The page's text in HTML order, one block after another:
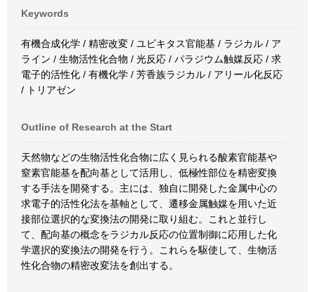
Keywords
有機合成化学 / 精密改変 / ユビキタス官能基 / ラジカル / ア
ライン / 生物活性化合物 / 光反応 / パラジウム触媒反応 / 求
電子的活性化 / 有機化学 / 芳香族ラジカル / アリール化反応
/ トリアゼン
Outline of Research at the Start
天然物などの生物活性化合物に広く見られる酸素官能基や
窒素官能基を配向基として活用し、低極性部位を精密変換
する手法を開発する。主には、独自に開発した金属中心の
求電子的活性化法を基軸として、遷移金属触媒を用いた近
接部位選択的な変換法の開発に取り組む。これと並行し
て、配向基の概念をラジカル反応の位置制御に応用した化
学選択的変換法の開発を行う。これらを駆使して、生物活
性化合物の精密改変法を創出する。